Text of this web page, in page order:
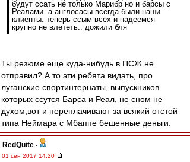
будут ссать не только Марибр но и барсы с
Реалами. а англосасы всегда были наши
клиенты. теперь ссым всех и надеемся
крупно не влететь.. дожили бля
Ты резюме еще куда-нибудь в ПСЖ не
отправил? А то эти ребята видать, про
луганские спортинтернаты, выпускников
которых ссутся Барса и Реал, не сном не
духом,вот и переплачивают за всякий отстой
типа Неймара с Мбаппе бешенные деньги.
RedQuite -
01 сен 2017 14:20